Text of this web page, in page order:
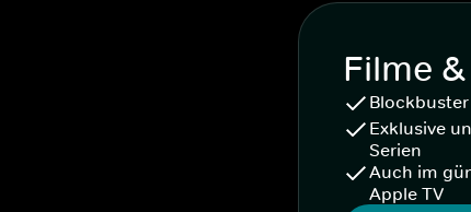
Filme
Exklusive
Serien
Auch im
Apple TV